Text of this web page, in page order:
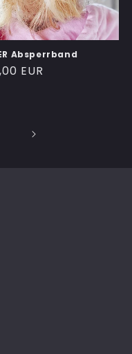
Absperrband
EUR